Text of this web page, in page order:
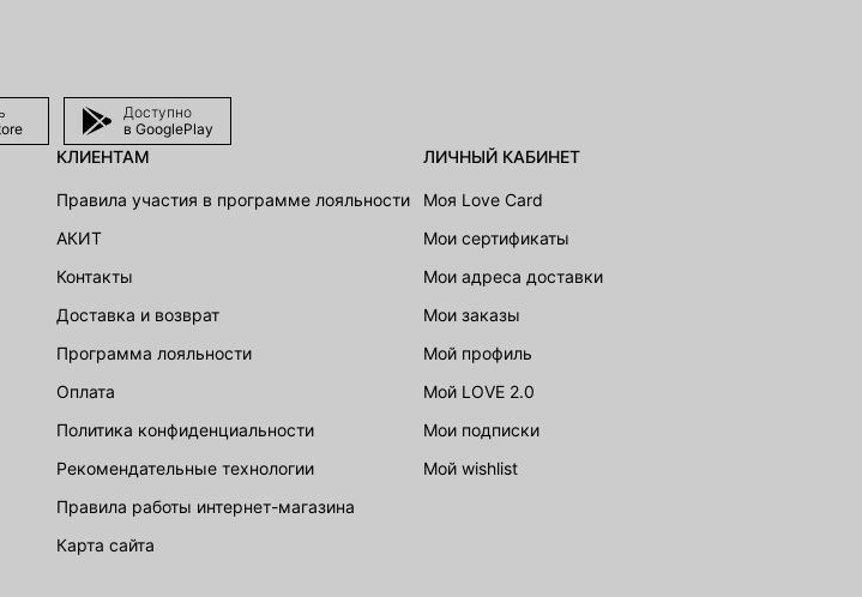
Доступно
в GooglePlay
КЛИЕНТАМ
Правила участия в программе лояльности
АКИТ
Контакты
Доставка и возврат
Программа лояльности
Оплата
Политика конфиденциальности
Рекомендательные технологии
Правила работы интернет-магазина
карта сайта
ЛИЧНЫЙ КАБИНЕТ
Моя Love Card
Мои сертификаты
Мои адреса доставки
Мои заказы
Мой профиль
Мой LOVE 2.0
Мои подписки
Мой wishlist